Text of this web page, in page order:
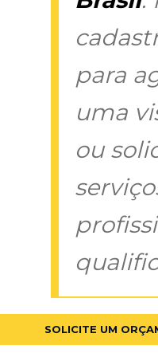
para
uma
ou
SOLICITE UM